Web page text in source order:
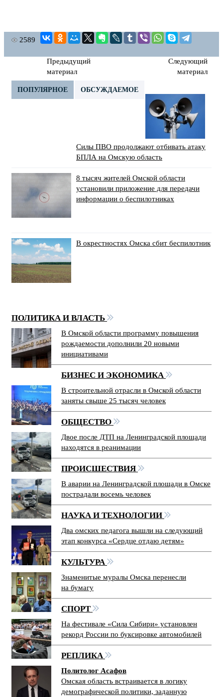
2589
Предыдущий
материал
Следующий
материал
ПОПУЛЯРНОЕ ОБСУЖДАЕМОЕ
Силы ПВО продолжают отбивать атаку
БПЛА на Омскую область
8 тысяч жителей Омской области
установили приложение для передачи
информации о беспилотниках
В окрестностях Омска сбит беспилотник
ПОЛИТИКА И ВЛАСТЬ
В Омской области программу повышения
рождаемости дополнили 20 новыми
инициативами
БИЗНЕС И ЭКОНОМИКА
В строительной отрасли в Омской области
заняты свыше 25 тысяч человек
ОБЩЕСТВО
Двое после ДТП на Ленинградской площади
находятся в реанимации
ПРОИСШЕСТВИЯ
В аварии на Ленинградской площади в Омске
пострадали восемь человек
НАУКА И ТЕХНОЛОГИИ
Два омских педагога вышли на следующий
этап конкурса «Сердце отдаю детям»
КУЛЬТУРА
Знаменитые муралы Омска перенесли
на бумагу
СПОРТ
На фестивале «Сила Сибири» установлен
рекорд России по буксировке автомобилей
РЕПЛИКА
Политолог Асафов
Омская область встраивается в логику
демографической политики, заданную